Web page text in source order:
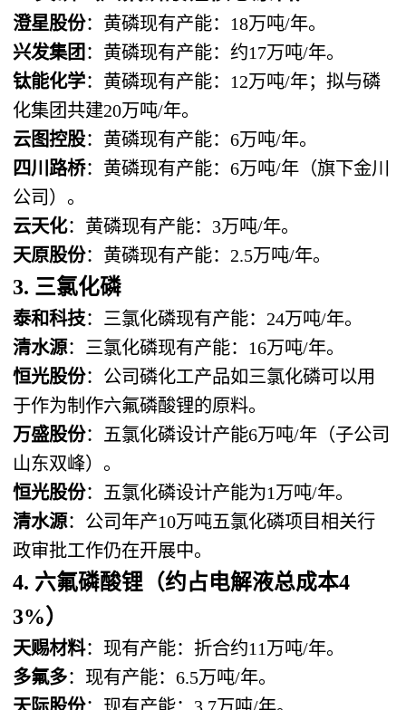
澄星股份：黄磷现有产能：18万吨/年。
兴发集团 ：黄磷现有产能：约17万吨/年。
钛能化学：黄磷现有产能：12万吨/年；拟与磷
化集团共建20万吨/年。
云图控股：黄磷现有产能：6万吨/年。
四川路桥：黄磷现有产能：6万吨/年（旗下金川
公司）。
云天化：黄磷现有产能：3万吨/年。
天原股份：黄磷现有产能：2.5万吨/年。
3. 三氯化磷
泰和科技：三氯化磷现有产能：24万吨/年。
清水源：三氯化磷现有产能：16万吨/年。
恒光股份：公司磷化工产品如三氯化磷可以用
于作为制作六氟磷酸锂的原料。
万盛股份：五氯化磷设计产能6万吨/年（子公司
山东双峰）。
恒光股份：五氯化磷设计产能为1万吨/年。
清水源：公司年产10万吨五氯化磷项目相关行
政审批工作仍在开展中。
4. 六氟磷酸锂（约占电解液总成本4
3%）
天赐材料：现有产能：折合约11万吨/年。
多氟多：现有产能：6.5万吨/年。